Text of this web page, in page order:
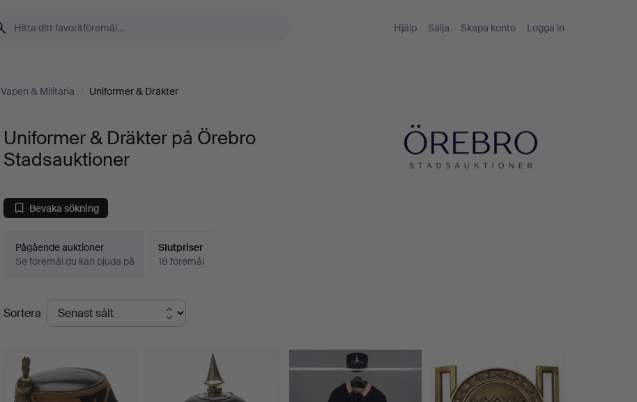
Hjälp Sälja Skapa konto Logga in
Vapen & Militaria / Uniformer & Dräkter
Uniformer & Dräkter på Örebro
Stadsauktioner
Bevaka sökning
Pågående auktioner
Se föremål du kan bjuda på
Slutpriser
18 föremål
Slutpriser
Sortera